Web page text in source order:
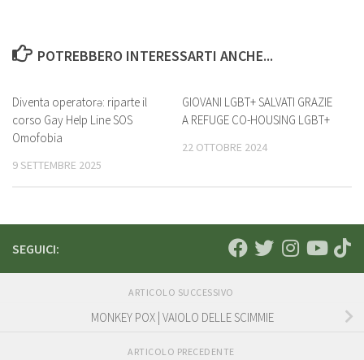
POTREBBERO INTERESSARTI ANCHE...
Diventa operatorə: riparte il
corso Gay Help Line SOS
Omofobia
9 SETTEMBRE 2025
GIOVANI LGBT+ SALVATI GRAZIE
A REFUGE CO-HOUSING LGBT+
22 OTTOBRE 2024
SEGUICI:
ARTICOLO SUCCESSIVO
MONKEY POX | VAIOLO DELLE SCIMMIE
ARTICOLO PRECEDENTE